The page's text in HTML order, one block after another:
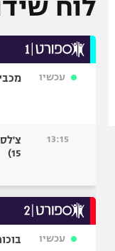
לוח
עכשיו
13:15
15)
עכשיו